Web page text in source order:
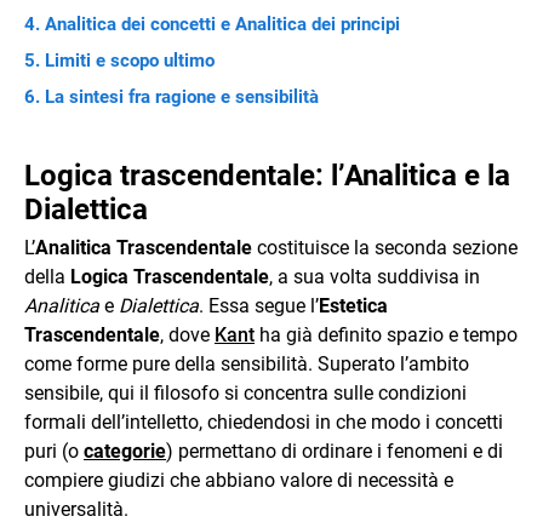
Analitica dei concetti e Analitica dei principi
Limiti e scopo ultimo
La sintesi fra ragione e sensibilità
Logica trascendentale: l’Analitica e la
Dialettica
L’Analitica Trascendentale costituisce la seconda sezione
della Logica Trascendentale, a sua volta suddivisa in
Analitica e Dialettica. Essa segue l’Estetica
Trascendentale, dove Kant ha già definito spazio e tempo
come forme pure della sensibilità. Superato l’ambito
sensibile, qui il filosofo si concentra sulle condizioni
formali dell’intelletto, chiedendosi in che modo i concetti
puri (o categorie) permettano di ordinare i fenomeni e di
compiere giudizi che abbiano valore di necessità e
universalità.